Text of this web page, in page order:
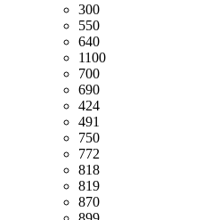
300
550
640
1100
700
690
424
491
750
772
818
819
870